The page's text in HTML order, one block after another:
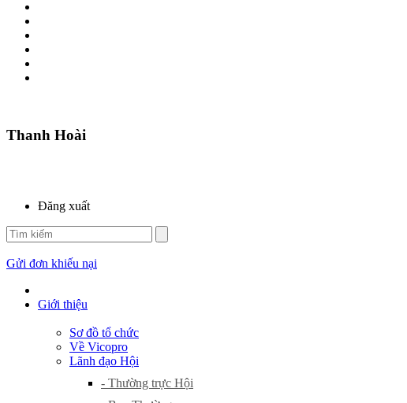
Thanh Hoài
Đăng xuất
Gửi đơn khiếu nại
Giới thiệu
Sơ đồ tổ chức
Về Vicopro
Lãnh đạo Hội
- Thường trực Hội